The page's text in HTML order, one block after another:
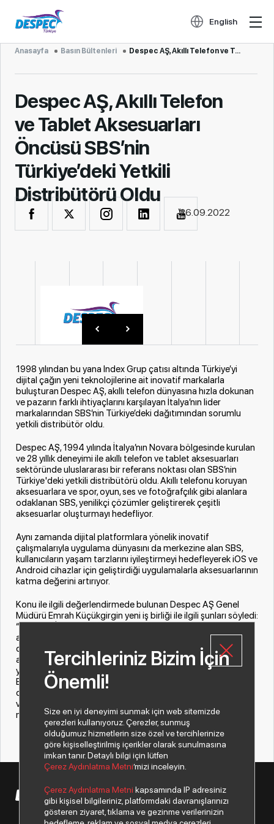
English
Anasayfa Basın Bültenleri Despec AŞ, Akıllı Telefon ve Tablet Aksesuarları Öncüsü SBS’nin Türkiye’deki Yetkili Distribütörü Ol...
Despec AŞ, Akıllı Telefon
ve Tablet Aksesuarları
Öncüsü SBS’nin
Türkiye’deki Yetkili
Distribütörü Oldu
26.09.2022
1998 yılından bu yana Index Grup çatısı altında Türkiye’yi
dijital çağın yeni teknolojilerine ait inovatif markalarla
buluşturan Despec AŞ, akıllı telefon dünyasına hızla dokunan
ve pazarın farklı ihtiyaçlarını karşılayan İtalya’nın lider
markalarından SBS’nin Türkiye’deki dağıtımından sorumlu
yetkili distribütör oldu.
Despec AŞ, 1994 yılında İtalya’nın Novara bölgesinde kurulan
ve 28 yıllık deneyimi ile akıllı telefon ve tablet aksesuarları
sektöründe uluslararası bir referans noktası olan SBS’nin
Türkiye'deki yetkili distribütörü oldu. Akıllı telefonu koruyan
aksesuarlara ve spor, oyun, ses ve fotoğrafçılık gibi alanlara
odaklanan SBS, yenilikçi çözümler geliştirerek çeşitli
aksesuarlar oluşturmayı hedefliyor.
Aynı zamanda dijital platformlara yönelik inovatif
çalışmalarıyla uygulama dünyasını da merkezine alan SBS,
kullanıcıların yaşam tarzlarını iyileştirmeyi hedefleyerek iOS ve
Android cihazlar için geliştirdiği uygulamalarla aksesuarlarının
katma değerini artırıyor.
Konu ile ilgili değerlendirmede bulunan Despec AŞ Genel
Müdürü Emrah Küçükgirgin yeni iş birliği ile ilgili şunları söyledi:
“Köklü bir İtalyan markası olan SBS, akıllı telefon ve tablet
aksesuarları sektöründe önemli bir aktör. Günümüzün hızla
dijitalleşen dünyasında akıllı cihazlar için geliştirdiği
aksesuarların yanı sıra bu aksesuarları destekleyen
yazılımlarıyla SBS, katma değerini fazlasıyla artıran bir şirket.
Bunun gibi pek çok sebepten ötürü SBS ile yapmış
olduğumuz iş birliğinin gücümüze güç kattığını düşünüyoruz
ve Türkiye pazarına satışını yapan distribütör olmaktan
mutluluk duyuyoruz.”
© 2026 Copyright Despec A.Ş. Tüm hakları saklıdır.
Tercihleriniz Bizim İçin
Önemli!
Size en iyi deneyimi sunmak için web sitemizde
çerezleri kullanıyoruz. Çerezler, sunmuş
olduğumuz hizmetlerin size özel ve tercihlerinize
göre kişiselleştirilmiş içerikler olarak sunulmasına
imkan tanır. Detaylı bilgi için lütfen
Çerez Aydınlatma Metni’mizi inceleyin.
Çerez Aydınlatma Metni kapsamında IP adresiniz
gibi kişisel bilgileriniz, platformdaki davranışlarınızı
gösteren ziyaret, tıklama ve gezinme verilerinizin